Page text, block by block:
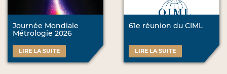
Journée Mondiale
Métrologie 2026
LIRE LA SUITE
61e réunion du CIML
LIRE LA SUITE